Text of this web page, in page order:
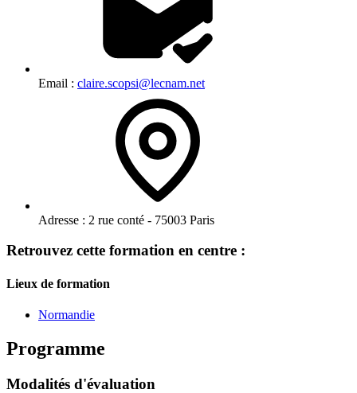
Email : claire.scopsi@lecnam.net
Adresse : 2 rue conté - 75003 Paris
Retrouvez cette formation en centre :
Lieux de formation
Normandie
Programme
Modalités d'évaluation